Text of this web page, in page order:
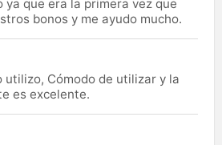
ya que era la primera vez que
bonos y me ayudo mucho.
utilizo, Cómodo de utilizar y la
es excelente.